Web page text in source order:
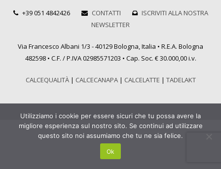
+39 051 4842426 CONTATTI
ISCRIVITI ALLA NOSTRA
NEWSLETTER
Via Francesco Albani 1/3 - 40129 Bologna, Italia • R.E.A. Bologna
482598 • C.F. / P.IVA 02985571203 • Cap. Soc. € 30.000,00 i.v.
CALCEQUALITÀ| CALCECANAPA| CALCELATTE | TADELAKT
Utilizziamo i cookie per essere sicuri che tu possa avere la
migliore esperienza sul nostro sito. Se continui ad utilizzare
questo sito noi assumiamo che tu ne sia felice.
Ok